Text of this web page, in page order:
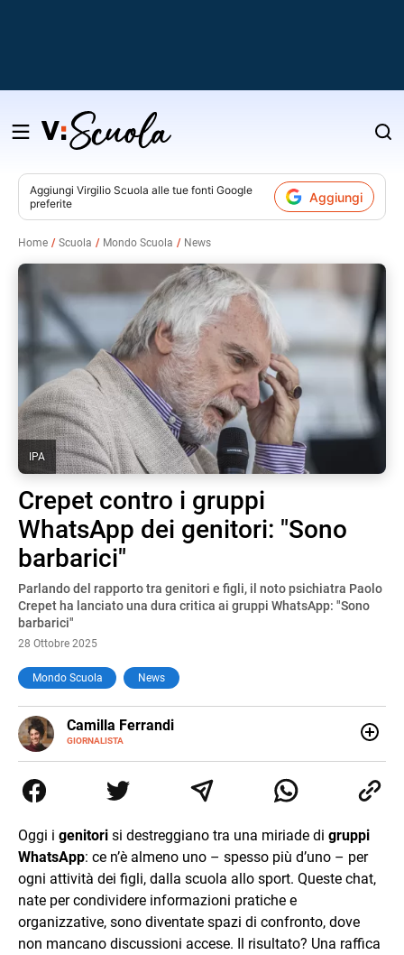
Salta
contenuto
Aggiungi Virgilio Scuola alle tue fonti Google
preferite
Aggiungi
Home Scuola Mondo Scuola News
IPA
Crepet contro i gruppi
WhatsApp dei genitori: "Sono
barbarici"
Parlando del rapporto tra genitori e figli, il noto psichiatra Paolo
Crepet ha lanciato una dura critica ai gruppi WhatsApp: "Sono
barbarici"
28 Ottobre 2025
Mondo Scuola News
Camilla Ferrandi
GIORNALISTA
E-
MAIL
LINKEDIN
di trasformare la passione per la scrittura in un lavoro, e
da lì non mi sono più fermata. L’attualità è il mio pane
mente.
Oggi i genitori si destreggiano tra una miriade di gruppi
WhatsApp: ce n’è almeno uno – spesso più d’uno – per
ogni attività dei figli, dalla scuola allo sport. Queste chat,
nate per condividere informazioni pratiche e
organizzative, sono diventate spazi di confronto, dove
non mancano discussioni accese. Il risultato? Una raffica